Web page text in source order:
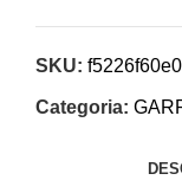
SKU:
Categoria: